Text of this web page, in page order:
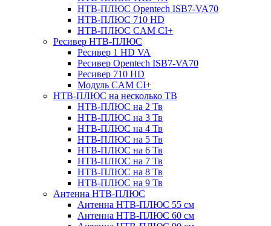
НТВ-ПЛЮС Opentech ISB7-VA70
НТВ-ПЛЮС 710 HD
НТВ-ПЛЮС CAM CI+
Ресивер НТВ-ПЛЮС
Ресивер 1 HD VA
Ресивер Opentech ISB7-VA70
Ресивер 710 HD
Модуль CAM CI+
НТВ-ПЛЮС на несколько ТВ
НТВ-ПЛЮС на 2 Тв
НТВ-ПЛЮС на 3 Тв
НТВ-ПЛЮС на 4 Тв
НТВ-ПЛЮС на 5 Тв
НТВ-ПЛЮС на 6 Тв
НТВ-ПЛЮС на 7 Тв
НТВ-ПЛЮС на 8 Тв
НТВ-ПЛЮС на 9 Тв
Антенна НТВ-ПЛЮС
Антенна НТВ-ПЛЮС 55 см
Антенна НТВ-ПЛЮС 60 см